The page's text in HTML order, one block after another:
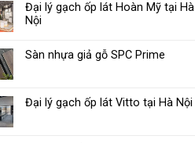
Đại lý gạch ốp lát Hoàn Mỹ tại Hà
Nội
Sàn nhựa giả gỗ SPC Prime
Đại lý gạch ốp lát Vitto tại Hà Nội